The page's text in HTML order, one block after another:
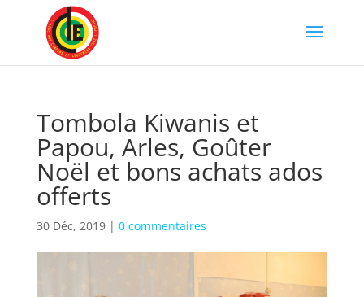
Tombola Kiwanis et
Papou, Arles, Goûter
Noël et bons achats ados
offerts
30 Déc, 2019| 0 commentaires